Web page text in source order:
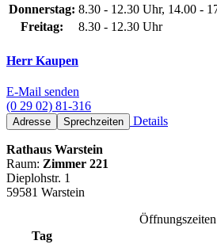
Donnerstag: 8.30 - 12.30 Uhr, 14.00 -
Freitag:
8.30 - 12.30 Uhr
Herr Kaupen
E-Mail senden
(0 29 02) 81-316
Adresse Sprechzeiten Details
Rathaus Warstein
Raum: Zimmer 221
Dieplohstr. 1
59581 Warstein
Öffnungszeiten
Tag